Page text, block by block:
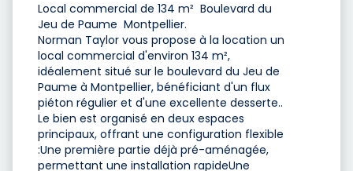
Local commercial de 134 m²  Boulevard du
Jeu de Paume  Montpellier.
Norman Taylor vous propose à la location un
local commercial d'environ 134 m²,
idéalement situé sur le boulevard du Jeu de
Paume à Montpellier, bénéficiant d'un flux
piéton régulier et d'une excellente desserte..
Le bien est organisé en deux espaces
principaux, offrant une configuration flexible
:Une première partie déjà pré-aménagée,
permettant une installation rapideUne